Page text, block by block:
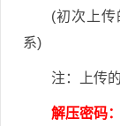
(初次上
系)
注：上传
解压密码